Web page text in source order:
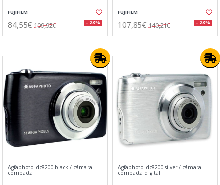
FUJIFILM
84,55€ 109,92€ - 23%
FUJIFILM
107,85€ 140,21€ - 23%
Agfaphoto dc8200 black / cámara
compacta
Agfaphoto dc8200 silver / cámara
compacta digital